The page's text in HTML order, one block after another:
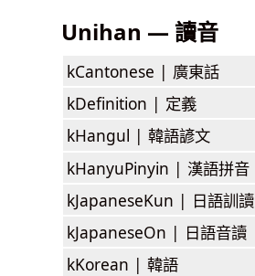
Unihan — 讀音
kCantonese | 廣東話
kDefinition | 定義
kHangul | 韓語諺文
kHanyuPinyin | 漢語拼音
kJapaneseKun | 日語訓讀
kJapaneseOn | 日語音讀
kKorean | 韓語